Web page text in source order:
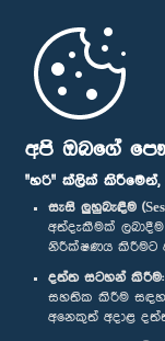
අපි ඔබගේ
"හරි" ක්ලික්
සැසි ලුහුබැඳීම
අත්දැකීමක්
නිරීක්ෂණය කිරීමට
දත්ත සටහන් කිරීම:
සහතික කිරීම
අනෙකුත් අදාළ
මුල් පිටුව
පාර්ලිමේන්තු ජංගම යෙදුම
අප හා සම්බන්ධ වී